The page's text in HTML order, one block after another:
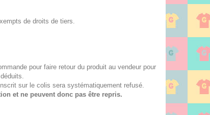
de droits de tiers.
pour faire retour du produit au vendeur pour
sur le colis sera systématiquement refusé.
et ne peuvent donc pas être repris.